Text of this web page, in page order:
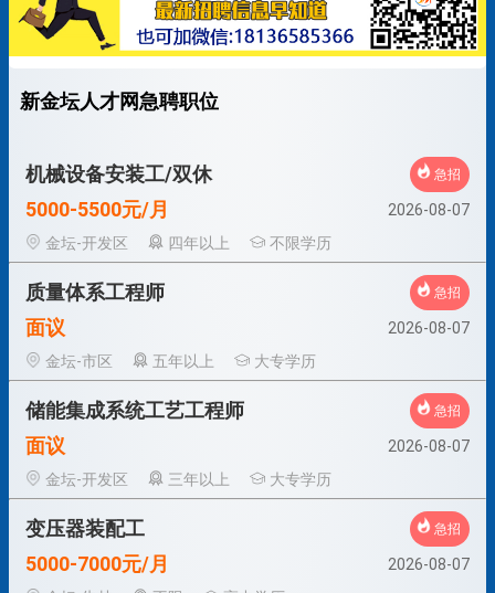
新金坛人才网急聘职位
机械设备安装工/双休 急招
5000-5500元/月
2026-08-07
金坛-开发区
四年以上 不限学历
质量体系工程师 急招
面议
2026-08-07
金坛-市区
五年以上 大专学历
储能集成系统工艺工程师 急招
面议
2026-08-07
金坛-开发区
三年以上 大专学历
变压器装配工 急招
5000-7000元/月
2026-08-07